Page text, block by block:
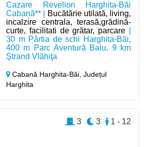
Cazare Revelion Harghita-Băi
Cabană** |
Bucătărie utilată, living,
incalzire centrala, terasă,grădină-
curte, facilitati de grătar, parcare
30 m Pârtia de schi Harghita-Băi,
400 m Parc Aventură Balu, 9 km
Ştrand Vlăhiţa
Cabană Harghita-Băi,Județul
Harghita
1 - 12
3
3